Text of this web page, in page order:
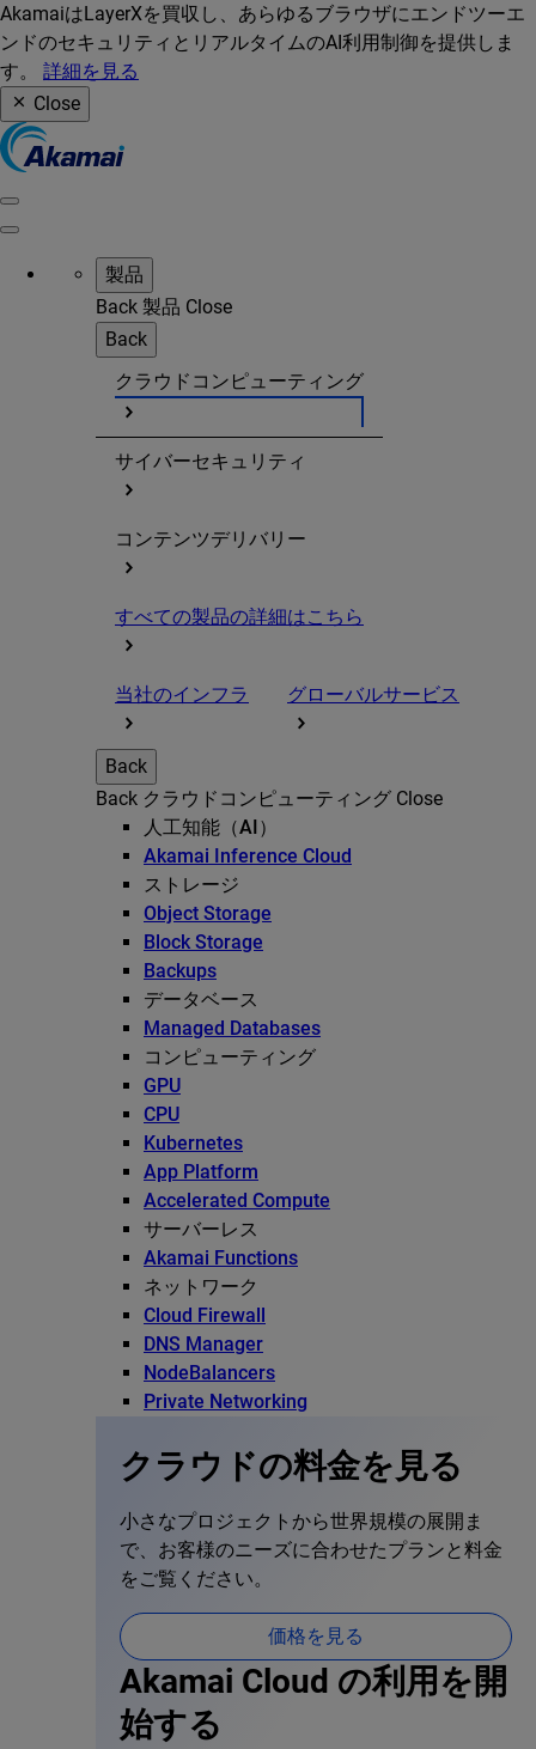
AkamaiはLayerXを買収し、あらゆるブラウザにエンドツーエ
ンドのセキュリティとリアルタイムのAI利用制御を提供しま
す。 詳細を見る
Close
製品
Back 製品 Close
Back
クラウドコンピューティング
サイバーセキュリティ
コンテンツデリバリー
すべての製品の詳細はこちら
当社のインフラ グローバルサービス
Back
Back クラウドコンピューティング Close
人工知能（AI）
Akamai Inference Cloud
ストレージ
Object Storage
Block Storage
Backups
データベース
Managed Databases
コンピューティング
GPU
CPU
Kubernetes
App Platform
Accelerated Compute
サーバーレス
Akamai Functions
ネットワーク
Cloud Firewall
DNS Manager
NodeBalancers
Private Networking
クラウドの料金を見る
小さなプロジェクトから世界規模の展開ま
で、お客様のニーズに合わせたプランと料金
をご覧ください。
価格を見る
Akamai Cloud の利用を開
始する